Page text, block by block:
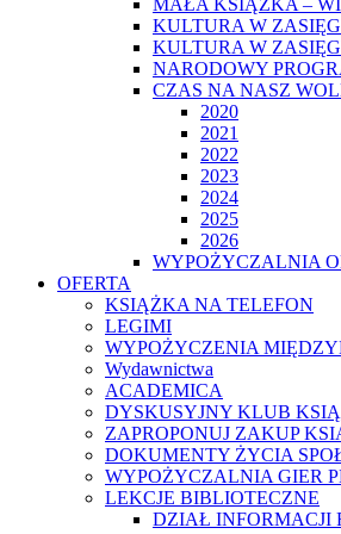
MAŁA KSIĄŻKA –
KULTURA W
KULTURA W
NARODOWY
CZAS NA NASZ
2020
2021
2022
2023
2024
2025
2026
WYPOŻYCZALNIA
OFERTA
KSIĄŻKA NA TELEFON
LEGIMI
WYPOŻYCZENIA
Wydawnictwa
ACADEMICA
DYSKUSYJNY KLUB
ZAPROPONUJ ZAKUP
DOKUMENTY ŻYCIA
WYPOŻYCZALNIA GIER
LEKCJE BIBLIOTECZNE
DZIAŁ INFORMACJI